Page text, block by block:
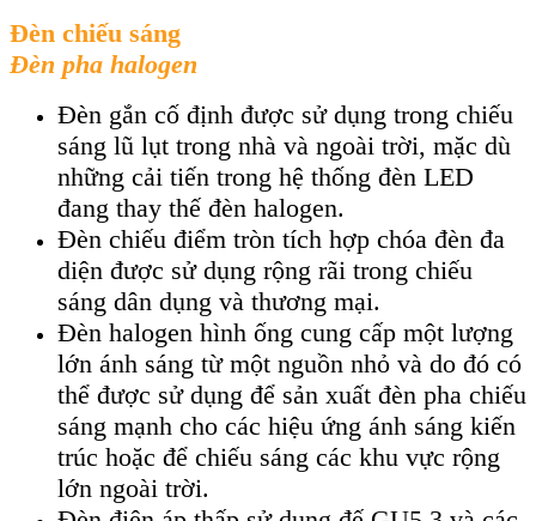
Đèn chiếu sáng
Đèn pha halogen
Đèn gắn cố định được sử dụng trong chiếu
sáng lũ lụt trong nhà và ngoài trời, mặc dù
những cải tiến trong hệ thống đèn LED
đang thay thế đèn halogen.
Đèn chiếu điểm tròn tích hợp chóa đèn đa
diện được sử dụng rộng rãi trong chiếu
sáng dân dụng và thương mại.
Đèn halogen hình ống cung cấp một lượng
lớn ánh sáng từ một nguồn nhỏ và do đó có
thể được sử dụng để sản xuất đèn pha chiếu
sáng mạnh cho các hiệu ứng ánh sáng kiến ​​
trúc hoặc để chiếu sáng các khu vực rộng
lớn ngoài trời.